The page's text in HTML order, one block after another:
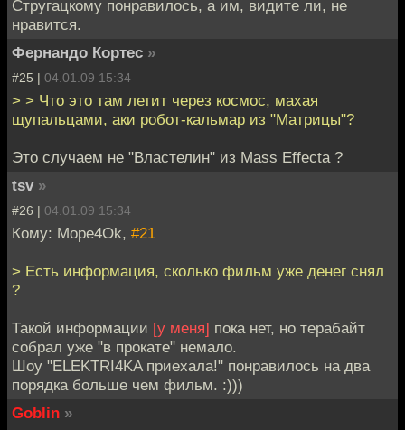
Стругацкому понравилось, а им, видите ли, не
нравится.
Фернандо Кортес »
#25 | 04.01.09 15:34
> > Что это там летит через космос, махая
щупальцами, аки робот-кальмар из "Матрицы"?
Это случаем не "Властелин" из Mass Effectа ?
tsv »
#26 | 04.01.09 15:34
Кому: Mope4Ok, #21
> Есть информация, сколько фильм уже денег снял
?
Такой информации [у меня] пока нет, но терабайт
собрал уже "в прокате" немало.
Шоу "ELEKTRI4KA приехала!" понравилось на два
порядка больше чем фильм. :)))
Goblin »